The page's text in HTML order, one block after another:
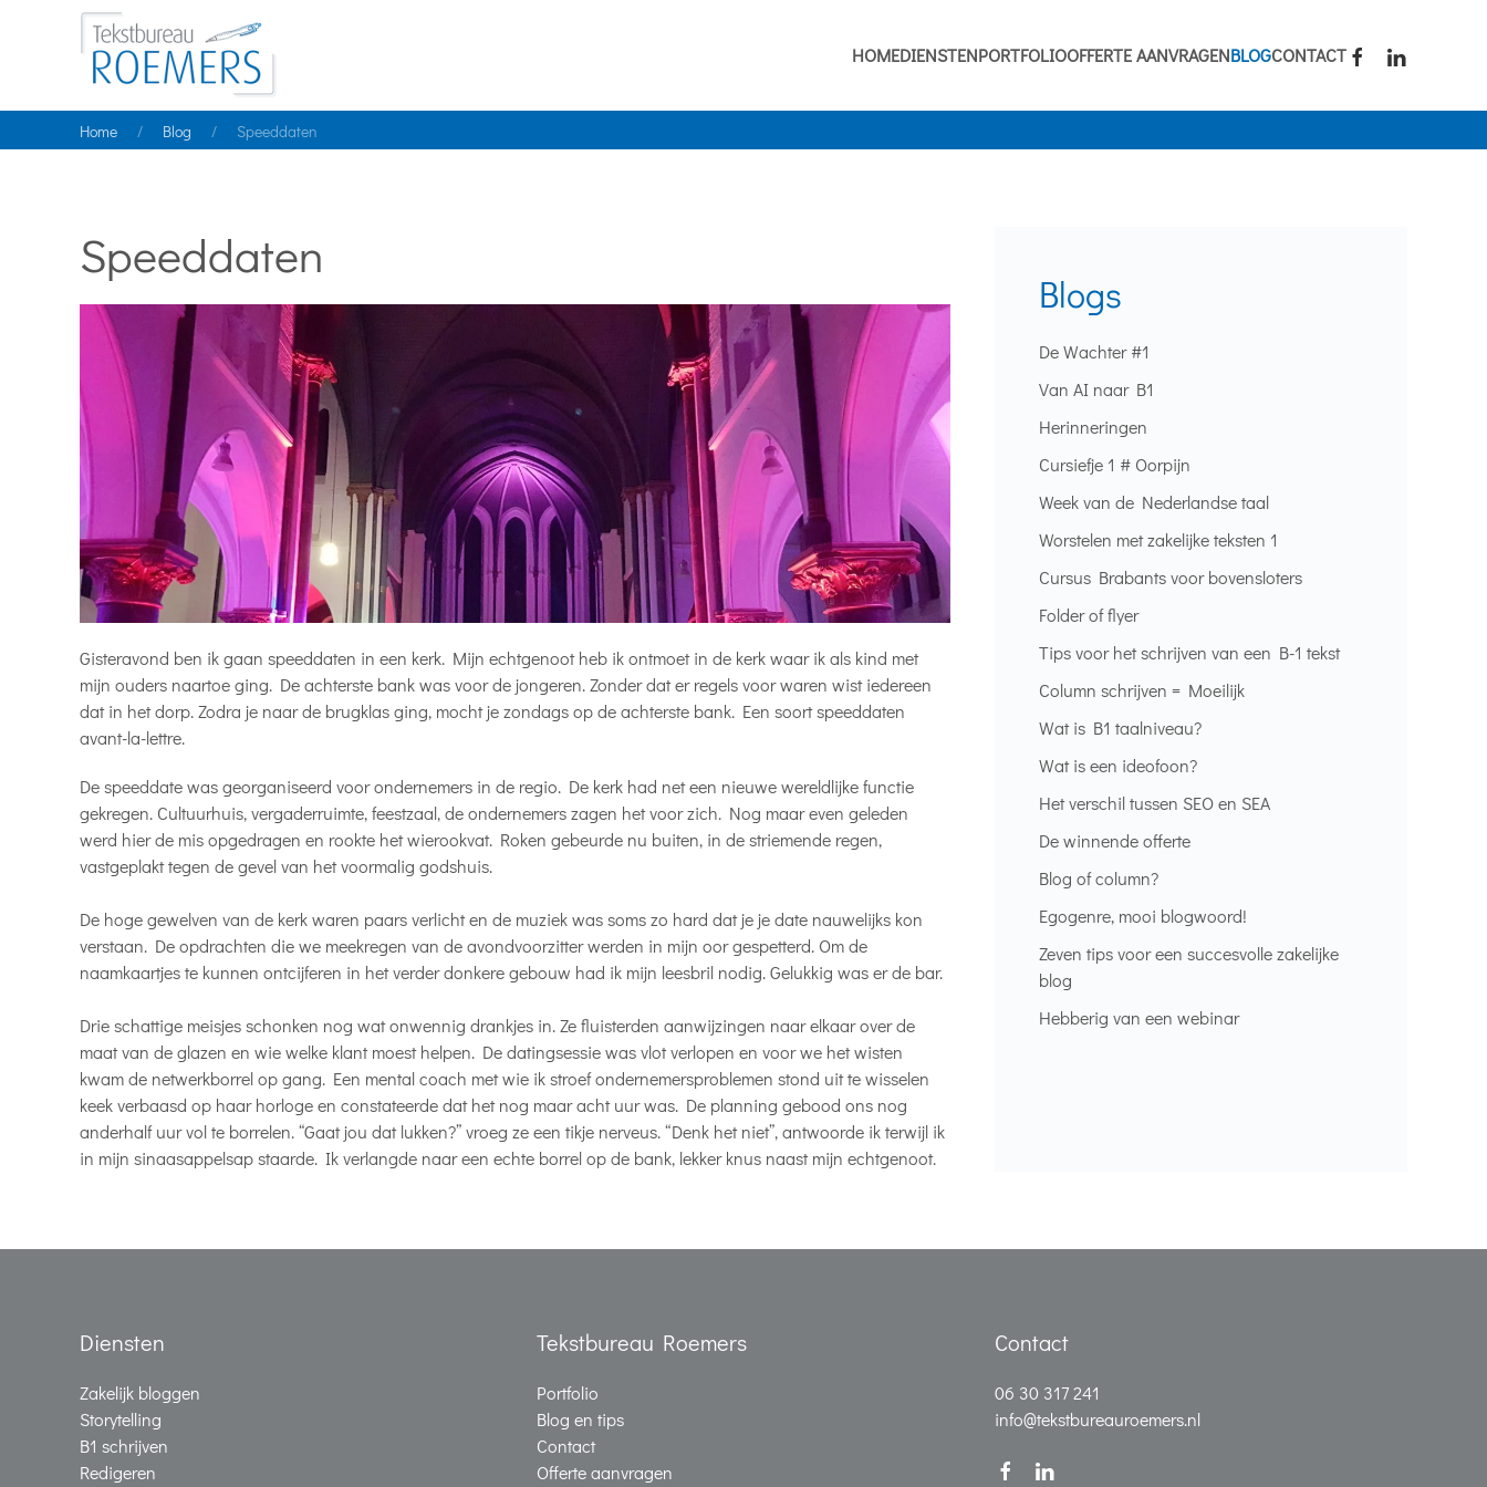
HOMEDIENSTENPORTFOLIOOFFERTE AANVRAGENBLOGCONTACT
Home Blog Speeddaten
Speeddaten
Gisteravond ben ik gaan speeddaten in een kerk. Mijn echtgenoot heb ik ontmoet in de kerk waar ik als kind met
mijn ouders naartoe ging. De achterste bank was voor de jongeren. Zonder dat er regels voor waren wist iedereen
dat in het dorp. Zodra je naar de brugklas ging, mocht je zondags op de achterste bank. Een soort speeddaten
avant-la-lettre.
De speeddate was georganiseerd voor ondernemers in de regio. De kerk had net een nieuwe wereldlijke functie
gekregen. Cultuurhuis, vergaderruimte, feestzaal, de ondernemers zagen het voor zich. Nog maar even geleden
werd hier de mis opgedragen en rookte het wierookvat. Roken gebeurde nu buiten, in de striemende regen,
vastgeplakt tegen de gevel van het voormalig godshuis.
De hoge gewelven van de kerk waren paars verlicht en de muziek was soms zo hard dat je je date nauwelijks kon
verstaan. De opdrachten die we meekregen van de avondvoorzitter werden in mijn oor gespetterd. Om de
naamkaartjes te kunnen ontcijferen in het verder donkere gebouw had ik mijn leesbril nodig. Gelukkig was er de bar.
Drie schattige meisjes schonken nog wat onwennig drankjes in. Ze fluisterden aanwijzingen naar elkaar over de
maat van de glazen en wie welke klant moest helpen. De datingsessie was vlot verlopen en voor we het wisten
kwam de netwerkborrel op gang. Een mental coach met wie ik stroef ondernemersproblemen stond uit te wisselen
keek verbaasd op haar horloge en constateerde dat het nog maar acht uur was. De planning gebood ons nog
anderhalf uur vol te borrelen. “Gaat jou dat lukken?” vroeg ze een tikje nerveus. “Denk het niet”, antwoorde ik terwijl ik
in mijn sinaasappelsap staarde. Ik verlangde naar een echte borrel op de bank, lekker knus naast mijn echtgenoot.
Blogs
De Wachter #1
Van AI naar B1
Herinneringen
Cursiefje 1 # Oorpijn
Week van de Nederlandse taal
Worstelen met zakelijke teksten 1
Cursus Brabants voor bovensloters
Folder of flyer
Tips voor het schrijven van een B-1 tekst
Column schrijven = Moeilijk
Wat is B1 taalniveau?
Wat is een ideofoon?
Het verschil tussen SEO en SEA
De winnende offerte
Blog of column?
Egogenre, mooi blogwoord!
Zeven tips voor een succesvolle zakelijke
blog
Hebberig van een webinar
Diensten
Zakelijk bloggen
Storytelling
B1 schrijven
Redigeren
Tekstbureau Roemers
Portfolio
Blog en tips
Contact
Offerte aanvragen
Contact
06 30 317 241
info@tekstbureauroemers.nl